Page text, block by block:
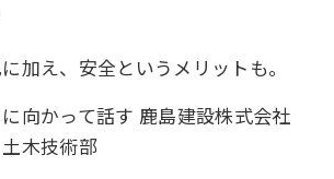
加え、安全というメリットも。
に向かって話す 鹿島建設株式会社
木技術部